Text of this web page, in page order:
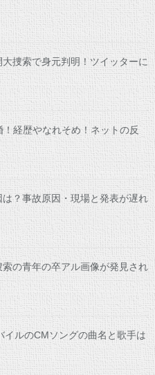
捜索で身元判明！ツイッターに
経歴やなれそめ！ネットの反
？事故原因・現場と発表が遅れ
の青年の卒アル画像が発見され
ルのCMソングの曲名と歌手は